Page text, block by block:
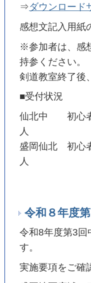
⇒ダウンロード
感想文記入用紙
※参加者は、感
持参ください。
剣道教室終了後
■受付状況
仙北中 初心者
人
盛岡仙北 初心
人
令和８年度
令和8年度第3回
す。
実施要項をご確